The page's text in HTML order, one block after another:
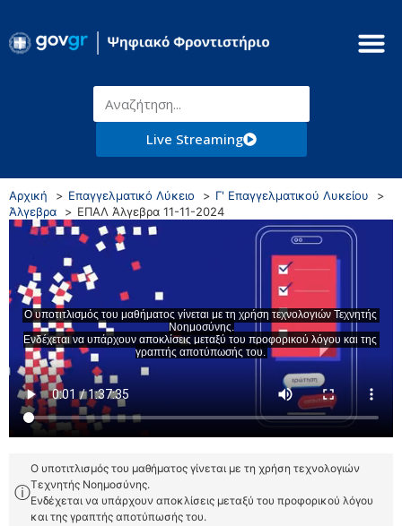
Live Streaming
Αρχική Επαγγελματικό Λύκειο
Γ' Επαγγελματικού Λυκείου
Άλγεβρα
ΕΠΑΛ Άλγεβρα 11-11-2024
ⓘ
Ο υποτιτλισμός του μαθήματος γίνεται με τη χρήση τεχνολογιών
Τεχνητής Νοημοσύνης.
Ενδέχεται να υπάρχουν αποκλίσεις μεταξύ του προφορικού λόγου
και της γραπτής αποτύπωσής του.